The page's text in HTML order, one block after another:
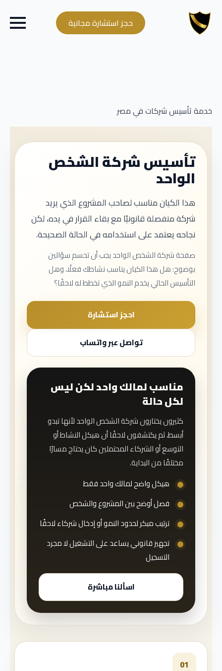
حجز استشارة مجانية
خدمة تأسيس شركات في مصر
تأسيس شركة الشخص
الواحد
هذا الكيان مناسب لصاحب المشروع الذي يريد
شركة منفصلة قانونيًا مع بقاء القرار في يده، لكن
نجاحه يعتمد على استخدامه في الحالة الصحيحة.
صفحة شركة الشخص الواحد يجب أن تحسم سؤالين
بوضوح: هل هذا الكيان يناسب نشاطك فعلًا، وهل
التأسيس الحالي يخدم النمو الذي تخطط له لاحقًا؟
احجز استشارة
تواصل عبر واتساب
مناسب لمالك واحد لكن ليس
لكل حالة
كثيرون يختارون شركة الشخص الواحد لأنها تبدو
أبسط، ثم يكتشفون لاحقًا أن هيكل النشاط أو
التوسع أو الشركاء المحتملين كان يحتاج مسارًا
مختلفًا من البداية.
هيكل واضح لمالك واحد فقط
فصل أوضح بين المشروع والشخص
ترتيب مبكر لحدود النمو أو إدخال شركاء لاحقًا
تجهيز قانوني يساعد على التشغيل لا مجرد
التسجيل
اسألنا مباشرة
01